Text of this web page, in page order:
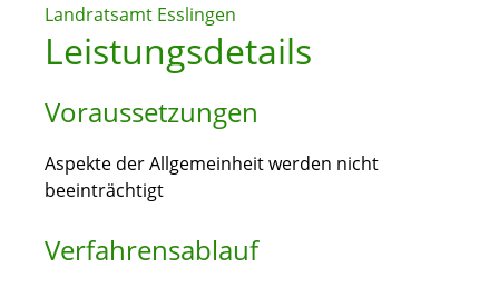
Landratsamt Esslingen
Leistungsdetails
Voraussetzungen
Aspekte der Allgemeinheit werden nicht
beeinträchtigt
Verfahrensablauf